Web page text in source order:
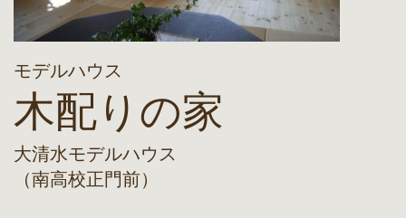
モデルハウス
木配りの家
大清水モデルハウス
（南高校正門前）